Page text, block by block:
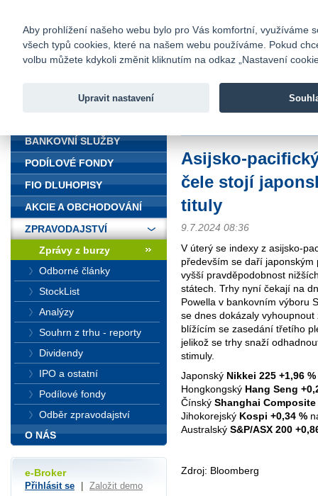
Fio banka
Fio banka
Asijsko-
čele stojí
tituly
9.7.2024 08:36
V úterý se indexy z asijsko-
především se daří
vyšší pravděpodobnost
státech. Trhy nyní čekají na
Powella v bankovním výboru
se dnes dokázaly
blížícím se zasedání třetího
jelikož se trhy snaží
stimuly.
Japonský Nikkei 225 +1,96 %
Hongkongský Hang Seng
Čínský Shanghai Composite
Jihokorejský Kospi +0,34 %
Australský S&P/ASX 200
Zdroj: Bloomberg
BANKOVNÍ SLUŽBY
PODÍLOVÉ FONDY
FIO DLUHOPISY
AKCIE A OBCHODOVÁNÍ
ZPRAVODAJSTVÍ
Zprávy z burzy
Odborné články
StockList
Analýzy
Souhrn z trhu - reporty
Dividendy
IPO a ostatní
Podílové fondy
Odběr zpravodajství
O NÁS
e-Broker
Přihlásit se Založit demo
Aby prohlížení našeho webu bylo pro Vás komfortní, využíváme
všech typů cookies, které na našem webu používáme. Pokud
volbu můžete kdykoli změnit kliknutím na odkaz „Nastavení
Upravit nastavení